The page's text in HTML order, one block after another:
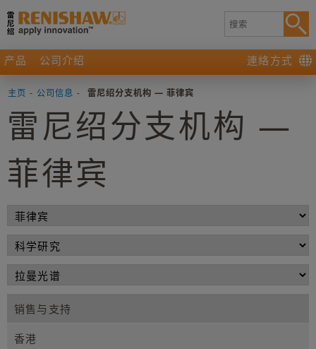
产品 公司介绍 連絡方式
主页 - 公司信息 - 雷尼绍分支机构 — 菲律宾
雷尼绍分支机构 —
菲律宾
销售与支持
香港